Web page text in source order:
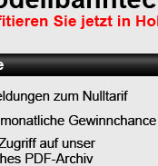
3D-Druck:
Verbesserte und
3D-